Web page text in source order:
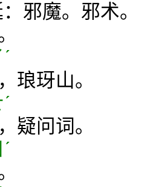
邪魔。邪术。
琅玡山。
疑问词。